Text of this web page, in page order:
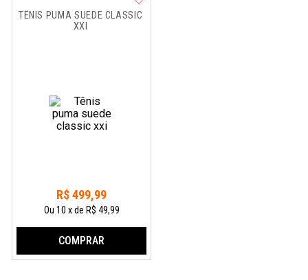
TÊNIS PUMA SUEDE CLASSIC
XXI
R$ 499,99
Ou 10 xde R$ 49,99
COMPRAR